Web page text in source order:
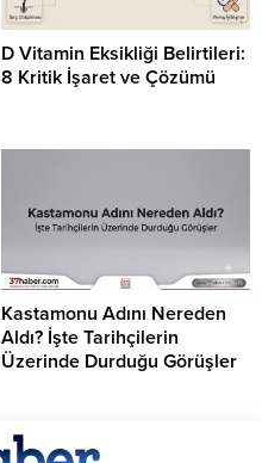
D Vitamin Eksikliği Belirtileri:
8 Kritik İşaret ve Çözümü
Kastamonu Adını Nereden
Aldı? İşte Tarihçilerin
Üzerinde Durduğu Görüşler